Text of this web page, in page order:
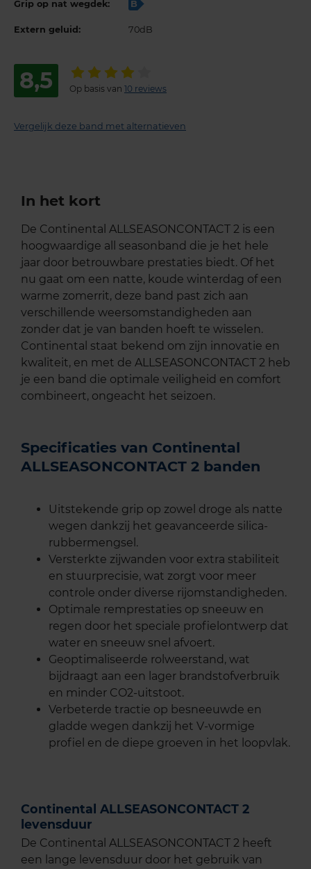
Grip op nat wegdek: B
Extern geluid: 70dB
8,5 Op basis van 10 reviews
Vergelijk deze band met alternatieven
In het kort
De Continental ALLSEASONCONTACT 2 is een
hoogwaardige all seasonband die je het hele
jaar door betrouwbare prestaties biedt. Of het
nu gaat om een natte, koude winterdag of een
warme zomerrit, deze band past zich aan
verschillende weersomstandigheden aan
zonder dat je van banden hoeft te wisselen.
Continental staat bekend om zijn innovatie en
kwaliteit, en met de ALLSEASONCONTACT 2 heb
je een band die optimale veiligheid en comfort
combineert, ongeacht het seizoen.
Specificaties van Continental
ALLSEASONCONTACT 2 banden
Uitstekende grip op zowel droge als natte
wegen dankzij het geavanceerde silica-
rubbermengsel.
Versterkte zijwanden voor extra stabiliteit
en stuurprecisie, wat zorgt voor meer
controle onder diverse rijomstandigheden.
Optimale remprestaties op sneeuw en
regen door het speciale profielontwerp dat
water en sneeuw snel afvoert.
Geoptimaliseerde rolweerstand, wat
bijdraagt aan een lager brandstofverbruik
en minder CO2-uitstoot.
Verbeterde tractie op besneeuwde en
gladde wegen dankzij het V-vormige
profiel en de diepe groeven in het loopvlak.
Continental ALLSEASONCONTACT 2
levensduur
De Continental ALLSEASONCONTACT 2 heeft
een lange levensduur door het gebruik van